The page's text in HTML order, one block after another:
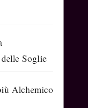
delle Soglie
Alchemico